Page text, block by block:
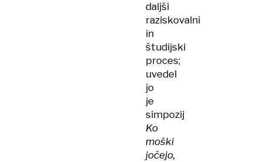
daljši
raziskovalni
in
študijski
proces;
uvedel
jo
je
simpozij
Ko
moški
jočejo,